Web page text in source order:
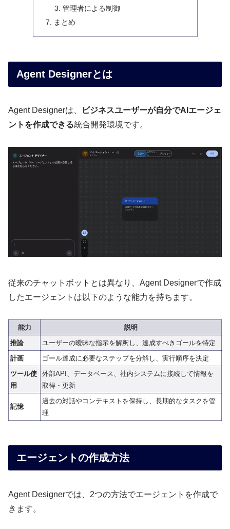
管理者による制御
まとめ
Agent Designerとは
Agent Designerは、
ビジネスユーザーが自分でAIエージェ
ントを作成できる統合開発環境です。
従来のチャットボットとは異なり、Agent Designerで作成
したエージェントは以下のような能力を持ちます。
能力
説明
推論
ユーザーの曖昧な指示を解釈し、達成すべきゴールを特定
計画
ゴール達成に必要なステップを分解し、実行順序を決定
ツール使
用
外部API、データベース、社内システムに接続して情報を
取得・更新
記憶
過去の対話やコンテキストを保持し、長期的なタスクを管
理
エージェントの作成方法
Agent Designerでは、2つの方法でエージェントを作成で
きます。